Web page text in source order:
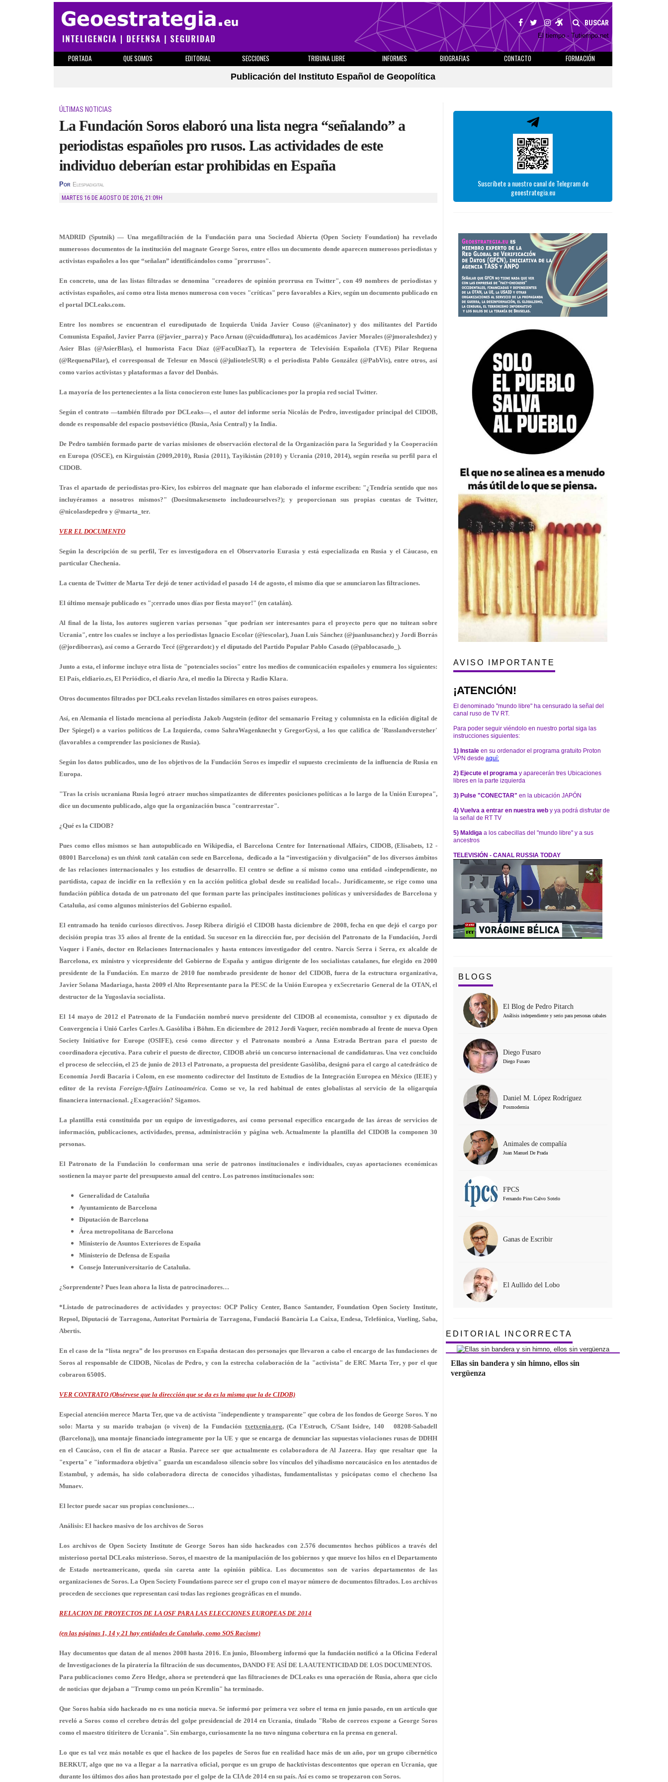
BUSCAR
El tiempo - Tutiempo.net
PORTADA QUE SOMOS EDITORIAL SECCIONES TRIBUNA LIBRE INFORMES BIOGRAFIAS CONTACTO
FORMACIÓN
Publicación del Instituto Español de Geopolítica
ÚLTIMAS NOTICIAS
La Fundación Soros elaboró una lista negra “señalando” a
periodistas españoles pro rusos. Las actividades de este
individuo deberían estar prohibidas en España
Por Elespiadigital
MARTES 16 DE AGOSTO DE 2016, 21:09H
MADRID (Sputnik) — Una megafiltración de la Fundación para una Sociedad Abierta (Open Society Foundation) ha revelado
numerosos documentos de la institución del magnate George Soros, entre ellos un documento donde aparecen numerosos periodistas y
activistas españoles a los que “señalan” identificándolos como "prorrusos".
En concreto, una de las listas filtradas se denomina "creadores de opinión prorrusa en Twitter", con 49 nombres de periodistas y
activistas españoles, así como otra lista menos numerosa con voces "críticas" pero favorables a Kiev, según un documento publicado en
el portal DCLeaks.com.
Entre los nombres se encuentran el eurodiputado de Izquierda Unida Javier Couso (@caninator) y dos militantes del Partido
Comunista Español, Javier Parra (@javier_parra) y Paco Arnau (@cuidadfutura), los académicos Javier Morales (@jmoraleshdez) y
Asier Blas (@AsierBlas), el humorista Facu Díaz (@FacuDiazT), la reportera de Televisión Española (TVE) Pilar Requena
(@RequenaPilar), el corresponsal de Telesur en Moscú (@julioteleSUR) o el periodista Pablo González (@PabVis), entre otros, así
como varios activistas y plataformas a favor del Donbás.
La mayoría de los pertenecientes a la lista conocieron este lunes las publicaciones por la propia red social Twitter.
Según el contrato —también filtrado por DCLeaks—, el autor del informe sería Nicolás de Pedro, investigador principal del CIDOB,
donde es responsable del espacio postsoviético (Rusia, Asia Central) y la India.
De Pedro también formado parte de varias misiones de observación electoral de la Organización para la Seguridad y la Cooperación
en Europa (OSCE), en Kirguistán (2009,2010), Rusia (2011), Tayikistán (2010) y Ucrania (2010, 2014), según reseña su perfil para el
CIDOB.
Tras el apartado de periodistas pro-Kiev, los esbirros del magnate que han elaborado el informe escriben: "¿Tendría sentido que nos
incluyéramos a nosotros mismos?" (Doesitmakesenseto includeourselves?); y proporcionan sus propias cuentas de Twitter,
@nicolasdepedro y @marta_ter.
VER EL DOCUMENTO
Según la descripción de su perfil, Ter es investigadora en el Observatorio Eurasia y está especializada en Rusia y el Cáucaso, en
particular Chechenia.
La cuenta de Twitter de Marta Ter dejó de tener actividad el pasado 14 de agosto, el mismo día que se anunciaron las filtraciones.
El último mensaje publicado es "¡cerrado unos días por fiesta mayor!" (en catalán).
Al final de la lista, los autores sugieren varias personas "que podrían ser interesantes para el proyecto pero que no tuitean sobre
Ucrania", entre los cuales se incluye a los periodistas Ignacio Escolar (@iescolar), Juan Luis Sánchez (@juanlusanchez) y Jordi Borrás
(@jordiborras), así como a Gerardo Tecé (@gerardotc) y el diputado del Partido Popular Pablo Casado (@pablocasado_).
Junto a esta, el informe incluye otra lista de "potenciales socios" entre los medios de comunicación españoles y enumera los siguientes:
El País, eldiario.es, El Periódico, el diario Ara, el medio la Directa y Radio Klara.
Otros documentos filtrados por DCLeaks revelan listados similares en otros países europeos.
Así, en Alemania el listado menciona al periodista Jakob Augstein (editor del semanario Freitag y columnista en la edición digital de
Der Spiegel) o a varios políticos de La Izquierda, como SahraWagenknecht y GregorGysi, a los que califica de 'Russlandversteher'
(favorables a comprender las posiciones de Rusia).
Según los datos publicados, uno de los objetivos de la Fundación Soros es impedir el supuesto crecimiento de la influencia de Rusia en
Europa.
"Tras la crisis ucraniana Rusia logró atraer muchos simpatizantes de diferentes posiciones políticas a lo largo de la Unión Europea",
dice un documento publicado, algo que la organización busca "contrarrestar".
¿Qué es la CIDOB?
Pues como ellos mismos se han autopublicado en Wikipedia, el Barcelona Centre for International Affairs, CIDOB, (Elisabets, 12 -
08001 Barcelona) es unthink tankcatalán con sede en Barcelona, dedicado a la “investigación y divulgación” de los diversos ámbitos
de las relaciones internacionales y los estudios de desarrollo. El centro se define a sí mismo como una entidad «independiente, no
partidista, capaz de incidir en la reflexión y en la acción política global desde su realidad local». Jurídicamente, se rige como una
fundación pública dotada de un patronato del que forman parte las principales instituciones políticas y universidades de Barcelona y
Cataluña, así como algunos ministerios del Gobierno español.
El entramado ha tenido curiosos directivos. Josep Ribera dirigió el CIDOB hasta diciembre de 2008, fecha en que dejó el cargo por
decisión propia tras 35 años al frente de la entidad. Su sucesor en la dirección fue, por decisión del Patronato de la Fundación, Jordi
Vaquer i Fanés, doctor en Relaciones Internacionales y hasta entonces investigador del centro.Narcís Serra i Serra, ex alcalde de
Barcelona, ex ministro y vicepresidente del Gobierno de España y antiguo dirigente de los socialistas catalanes, fue elegido en 2000
presidente de la Fundación. En marzo de 2010 fue nombrado presidente de honor del CIDOB, fuera de la estructura organizativa,
Javier Solana Madariaga, hasta 2009 el Alto Representante para la PESC de la Unión Europea yexSecretario General de la OTAN, el
destructor de la Yugoslavia socialista.
El 14 mayo de 2012 el Patronato de la Fundación nombró nuevo presidente del CIDOB al economista, consultor y exdiputado de
Convergencia i Unió Carles Carles A. Gasòliba i Böhm. En diciembre de 2012 Jordi Vaquer, recién nombrado al frente de nueva Open
Society Initiative for Europe (OSIFE), cesó como directory el Patronato nombró a Anna Estrada Bertran para el puesto de
coordinadora ejecutiva. Para cubrir el puesto de director, CIDOB abrió un concurso internacional de candidaturas. Una vez concluido
el proceso de selección, el 25 de junio de 2013 el Patronato, a propuesta del presidente Gasòliba, designó para el cargo al catedrático de
Economía Jordi Bacaria i Colom, en ese momento codirector del Instituto de Estudios de la Integración Europea en México (IEIE) y
editor de la revista Foreign-Affairs Latinoamérica.Como se ve, la red habitual de entes globalistas al servicio de la oligarquía
financiera internacional. ¿Exageración? Sigamos.
La plantilla está constituida por un equipo de investigadores, así como personal específico encargado de las áreas de servicios de
información, publicaciones, actividades, prensa, administración y página web. Actualmente la plantilla del CIDOB la componen 30
personas.
El Patronato de la Fundación lo conforman una serie de patronos institucionales e individuales, cuyas aportaciones económicas
sostienen la mayor parte del presupuesto anual del centro. Los patronos institucionales son:
Generalidad de Cataluña
Ayuntamiento de Barcelona
Diputación de Barcelona
Área metropolitana de Barcelona
Ministerio de Asuntos Exteriores de España
Ministerio de Defensa de España
Consejo Interuniversitario de Cataluña.
¿Sorprendente? Pues lean ahora la lista de patrocinadores…
*Listado de patrocinadores de actividades y proyectos: OCP Policy Center, Banco Santander, Foundation Open Society Institute,
Repsol, Diputació de Tarragona, Autoritat Portuària de Tarragona, Fundació Bancària La Caixa, Endesa, Telefónica, Vueling, Saba,
Abertis.
En el caso de la “lista negra” de los prorusos en España destacan dos personajes que llevaron a cabo el encargo de las fundaciones de
Soros al responsable de CIDOB, Nicolas de Pedro, y con la estrecha colaboración de la "activista" de ERC Marta Ter, y por el que
cobraron 6500$.
VER CONTRATO (Obsérvese que la dirección que se da es la misma que la de CIDOB)
Especial atención merece Marta Ter, que va de activista "independiente y transparente" que cobra de los fondos de George Soros. Y no
solo: Marta y su marido trabajan (o viven) de la Fundación txetxenia.org, (Ca l'Estruch, C/Sant Isidre, 140 08208-Sabadell
(Barcelona)), una montaje financiado integramente por la UE y que se encarga de denunciar las supuestas violaciones rusas de DDHH
en el Caucáso, con el fin de atacar a Rusia. Parece ser que actualmente es colaboradora de Al Jazeera. Hay que resaltar que la
"experta" e "informadora objetiva" guarda un escandaloso silencio sobre los vínculos del yihadismo norcaucásico en los atentados de
Estambul, y además, ha sido colaboradora directa de conocidos yihadistas, fundamentalistas y psicópatas como el checheno Isa
Munaev.
El lector puede sacar sus propias conclusiones…
Análisis: El hackeo masivo de los archivos de Soros
Los archivos de Open Society Institute de George Soros han sido hackeados con 2.576 documentos hechos públicos a través del
misterioso portal DCLeaks misterioso. Soros, el maestro de la manipulación de los gobiernos y que mueve los hilos en el Departamento
de Estado norteamericano, queda sin careta ante la opinión pública. Los documentos son de varios departamentos de las
organizaciones de Soros. La Open Society Foundations parece ser el grupo con el mayor número de documentos filtrados. Los archivos
proceden de secciones que representan casi todas las regiones geográficas en el mundo.
RELACION DE PROYECTOS DE LA OSF PARA LAS ELECCIONES EUROPEAS DE 2014
(en las páginas 1, 14 y 21 hay entidades de Cataluña, como SOS Racisme)
Hay documentos que datan de al menos 2008 hasta 2016. En junio, Bloomberg informó que la fundación notificó a la Oficina Federal
de Investigaciones de la piratería la filtración de sus documentos, DANDO FE ASÍ DE LA AUTENTICIDAD DE LOS DOCUMENTOS.
Para publicaciones como Zero Hedge, ahora se pretenderá que las filtraciones de DCLeaks es una operación de Rusia, ahora que ciclo
de noticias que dejaban a "Trump como un peón Kremlin" ha terminado.
Que Soros había sido hackeado no es una noticia nueva. Se informó por primera vez sobre el tema en junio pasado, en un artículo que
reveló a Soros como el cerebro detrás del golpe presidencial de 2014 en Ucrania, titulado "Robo de correos expone a George Soros
como el maestro titiritero de Ucrania". Sin embargo, curiosamente la no tuvo ninguna cobertura en la prensa en general.
Lo que es tal vez más notable es que el hackeo de los papeles de Soros fue en realidad hace más de un año, por un grupo cibernético
BERKUT, algo que no va a llegar a la narrativa oficial, porque es un grupo de hacktivistas descontentos que operan en Ucrania, que
durante los últimos dos años han protestado por el golpe de la CIA de 2014 en su país. Así es como se tropezaron con Soros.
Suscríbete a nuestro canal de Telegram de
geoestrategia.eu
AVISO IMPORTANTE
¡ATENCIÓN!
El denominado "mundo libre" ha censurado la señal del
canal ruso de TV RT.
Para poder seguir viéndolo en nuestro portal siga las
instrucciones siguientes:
1) Instale en su ordenador el programa gratuito Proton
VPN desde aquí:
2) Ejecute el programa y aparecerán tres Ubicaciones
libres en la parte izquierda
3) Pulse "CONECTAR" en la ubicación JAPÓN
4) Vuelva a entrar en nuestra web y ya podrá disfrutar de
la señal de RT TV
5) Maldiga a los cabecillas del "mundo libre" y a sus
ancestros
TELEVISIÓN - CANAL RUSSIA TODAY
BLOGS
El Blog de Pedro Pitarch
Análisis independiente y serio para personas cabales
Diego Fusaro
Diego Fusaro
Daniel M. López Rodríguez
Posmodernia
Animales de compañía
Juan Manuel De Prada
FPCS
Fernando Pino Calvo Sotelo
Ganas de Escribir
El Aullido del Lobo
EDITORIAL INCORRECTA
Ellas sin bandera y sin himno, ellos sin
vergüenza